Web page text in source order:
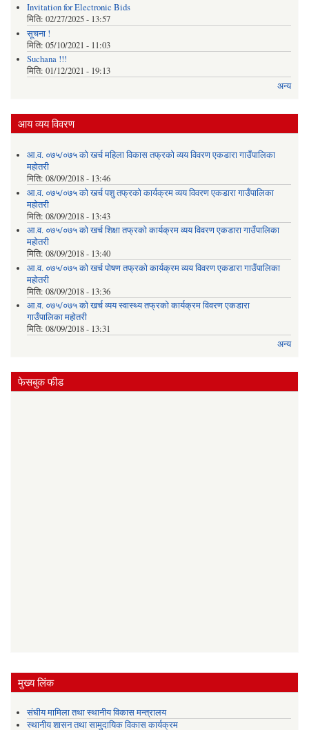
Invitation for Electronic Bids
मिति: 02/27/2025 - 13:57
सूचना !
मिति: 05/10/2021 - 11:03
Suchana !!!
मिति: 01/12/2021 - 19:13
अन्य
आय व्यय विवरण
आ.व. ०७५/०७५ को खर्च महिला विकास तफ्रको व्यय विवरण एकडारा गाउँपालिका
महोतरी
मिति: 08/09/2018 - 13:46
आ.व. ०७५/०७५ को खर्च पशु तफ्रको कार्यक्रम व्यय विवरण एकडारा गाउँपालिका
महोतरी
मिति: 08/09/2018 - 13:43
आ.व. ०७५/०७५ को खर्च शिक्षा तफ्रको कार्यक्रम व्यय विवरण एकडारा गाउँपालिका
महोतरी
मिति: 08/09/2018 - 13:40
आ.व. ०७५/०७५ को खर्च पोषण तफ्रको कार्यक्रम व्यय विवरण एकडारा गाउँपालिका
महोतरी
मिति: 08/09/2018 - 13:36
आ.व. ०७५/०७५ को खर्च व्यय स्वास्थ्य तफ्रको कार्यक्रम विवरण एकडारा
गाउँपालिका महोतरी
मिति: 08/09/2018 - 13:31
अन्य
फेसबुक फीड
मुख्य लिंक
संघीय मामिला तथा स्थानीय विकास मन्त्रालय
स्थानीय शासन तथा सामुदायिक विकास कार्यक्रम